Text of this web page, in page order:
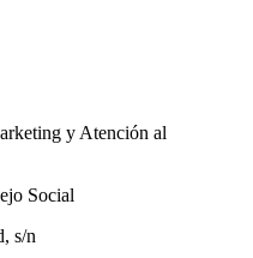
y Atención al
Social
s/n